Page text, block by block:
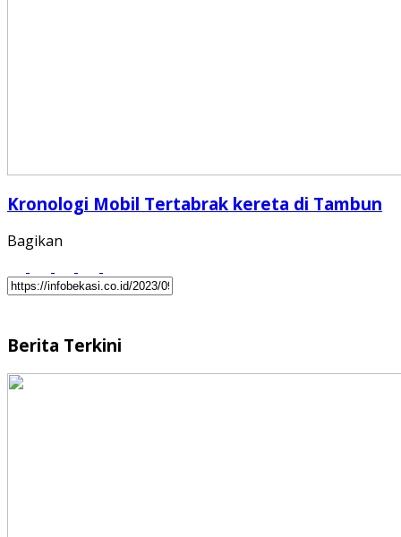
Kronologi Mobil Tertabrak kereta di Tambun
Bagikan
Berita Terkini